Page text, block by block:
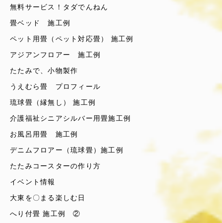
無料サービス！タダでんねん
畳ベッド 施工例
ペット用畳（ペット対応畳） 施工例
アジアンフロアー 施工例
たたみで、小物製作
うえむら畳 プロフィール
琉球畳（縁無し） 施工例
介護福祉シニアシルバー用畳施工例
お風呂用畳 施工例
デニムフロアー（琉球畳）施工例
たたみコースターの作り方
イベント情報
大東を〇まる楽しむ日
へり付畳 施工例 ②